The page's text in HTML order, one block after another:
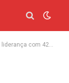
Eduardo oscila positivamente para 28%